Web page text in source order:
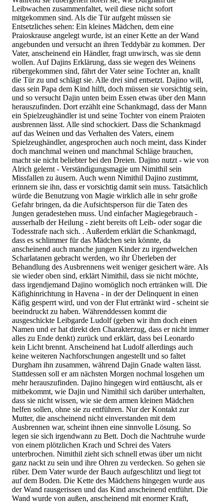
Leibwachen zusammenfaltet, weil diese nicht sofort
mitgekommen sind. Als die Tür aufgeht müssen sie
Entsetzliches sehen: Ein kleines Mädchen, dem eine
Praioskrause angelegt wurde, ist an einer Kette an der Wand
angebunden und versucht an ihren Teddybär zu kommen. Der
Vater, anscheinend ein Händler, fragt unwirsch, was sie denn
wollen. Auf Dajins Erklärung, dass sie wegen des Weinens
rübergekommen sind, fährt der Vater seine Tochter an, knallt
die Tür zu und schlägt sie. Alle drei sind entsetzt. Dajino will,
dass sein Papa dem Kind hilft, doch müssen sie vorsichtig sein,
und so versucht Dajin unten beim Essen etwas über den Mann
herauszufinden. Dort erzählt eine Schankmagd, dass der Mann
ein Spielzeughändler ist und seine Tochter von einem Praioten
ausbrennen lässt. Alle sind schockiert. Dass die Schankmagd
auf das Weinen und das Verhalten des Vaters, einem
Spielzeughändler, angesprochen auch noch meint, dass Kinder
doch manchmal weinen und manchmal Schläge brauchen,
macht sie nicht beliebter bei den Dreien. Dajino nutzt - wie von
Alrich gelernt - Verständigungsmagie um Nimithil sein
Missfallen zu äusern. Auch wenn Nimithil Dajino zustimmt,
erinnern sie ihn, dass er vorsichtig damit sein muss. Tatsächlich
würde die Benutzung von Magie wirklich alle in sehr große
Gefahr bringen, da die Aufsichtsperson für die Taten des
Jungen geradestehen muss. Und einfacher Magiegebrauch -
ausserhalb der Heilung - zieht bereits oft Leib- oder sogar die
Todesstrafe nach sich. . Außerdem erklärt die Schankmagd,
dass es schlimmer für das Mädchen sein könnte, da
anscheinend auch manche jungen Kinder zu irgendwelchen
Scharlatanen gebracht werden, wo ihr Überleben der
Behandlung des Ausbrennens weit weniger gesichert wäre. Als
sie wieder oben sind, erklärt Nimithil, dass sie nicht möchte,
dass irgendjemand Dajino womöglich noch ertränken will. Die
Käfighinrichtung in Havena - in der der Delinquent in einen
Käfig gesperrt wird, und von der Flut ertränkt wird - scheint sie
beeindruckt zu haben. Währenddessen kommt die
ausgeschickte Leibgarde Ludolf (geben wir ihm doch einen
Namen und er hat direkt den Charakterzug, dass er nicht immer
alles zu Ende denkt) zurück und erklärt, dass bei Leonardo
kein Licht brennt. Anscheinend hat Ludolf allerdings auch
keine weiteren Nachforschungen angestellt und so faltet
Durgham ihn zusammen, während Dajin Gnade walten lässt.
Stattdessen soll er am nächsten Morgen nochmal losgehen um
mehr herauszufinden. Dajino hingegen wird enttäuscht, als er
mitbekommt, wie Dajin und Nimithil sich darüber unterhalten,
dass sie nicht wissen, wie sie dem armen kleinen Mädchen
helfen sollen, ohne sie zu entführen. Nur der Kontakt zur
Mutter, die anscheinend nicht einverstanden mit dem
Ausbrennen war, scheint ihnen eine sinnvolle Lösung. So
legen sie sich irgendwann zu Bett. Doch die Nachtruhe wurde
von einem plötzlichen Krach und Schrei des Vaters
unterbrochen. Nimithil zieht sich schnell etwas über um nicht
ganz nackt zu sein und ihre Ohren zu verdecken. So gehen sie
rüber. Dem Vater wurde der Bauch aufgeschlitzt und liegt tot
auf dem Boden. Die Kette des Mädchens hingegen wurde aus
der Wand rausgerissen und das Kind anscheinend entführt. Die
Wand wurde von außen, anscheinend mit enormer Kraft,